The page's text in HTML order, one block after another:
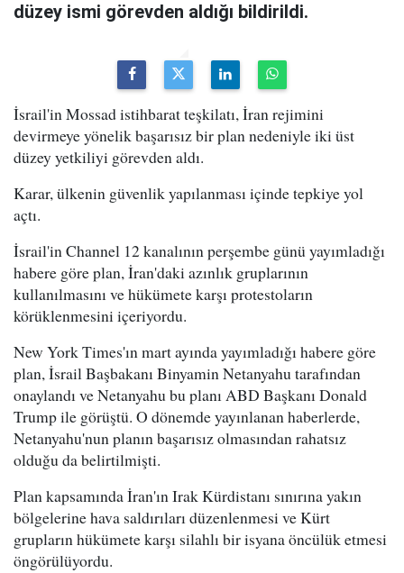
düzey ismi görevden aldığı bildirildi.
İsrail'in Mossad istihbarat teşkilatı, İran rejimini
devirmeye yönelik başarısız bir plan nedeniyle iki üst
düzey yetkiliyi görevden aldı.
Karar, ülkenin güvenlik yapılanması içinde tepkiye yol
açtı.
İsrail'in Channel 12 kanalının perşembe günü yayımladığı
habere göre plan, İran'daki azınlık gruplarının
kullanılmasını ve hükümete karşı protestoların
körüklenmesini içeriyordu.
New York Times'ın mart ayında yayımladığı habere göre
plan, İsrail Başbakanı Binyamin Netanyahu tarafından
onaylandı ve Netanyahu bu planı ABD Başkanı Donald
Trump ile görüştü. O dönemde yayınlanan haberlerde,
Netanyahu'nun planın başarısız olmasından rahatsız
olduğu da belirtilmişti.
Plan kapsamında İran'ın Irak Kürdistanı sınırına yakın
bölgelerine hava saldırıları düzenlenmesi ve Kürt
grupların hükümete karşı silahlı bir isyana öncülük etmesi
öngörülüyordu.